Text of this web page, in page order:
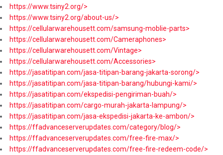
https://www.tsiny2.org/>
https://www.tsiny2.org/about-us/>
https://cellularwarehousett.com/samsung-moblie-parts>
https://cellularwarehousett.com/Cameraphones>
https://cellularwarehousett.com/Vintage>
https://cellularwarehousett.com/Accessories>
https://jasatitipan.com/jasa-titipan-barang-jakarta-sorong/>
https://jasatitipan.com/jasa-titipan-barang/hubungi-kami/>
https://jasatitipan.com/ekspedisi-pengiriman-buah/>
https://jasatitipan.com/cargo-murah-jakarta-lampung/>
https://jasatitipan.com/jasa-ekspedisi-jakarta-ke-ambon/>
https://ffadvanceserverupdates.com/category/blog/>
https://ffadvanceserverupdates.com/free-fire-max/>
https://ffadvanceserverupdates.com/free-fire-redeem-code/>